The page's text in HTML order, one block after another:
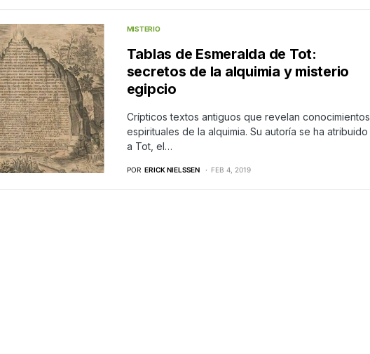
MISTERIO
Tablas de Esmeralda de Tot:
secretos de la alquimia y misterio
egipcio
Crípticos textos antiguos que revelan conocimientos
espirituales de la alquimia. Su autoría se ha atribuido
a Tot, el…
POR ERICK NIELSSEN FEB 4, 2019